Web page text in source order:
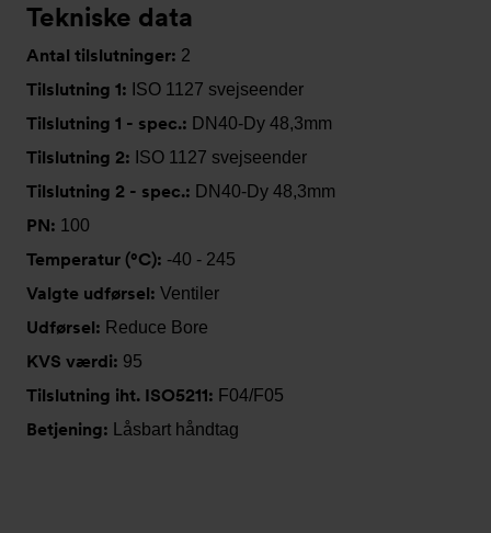
Tekniske data
Antal tilslutninger: 2
Tilslutning 1: ISO 1127 svejseender
Tilslutning 1 - spec.: DN40-Dy 48,3mm
Tilslutning 2: ISO 1127 svejseender
Tilslutning 2 - spec.: DN40-Dy 48,3mm
PN: 100
Temperatur (°C): -40 - 245
Valgte udførsel: Ventiler
Udførsel: Reduce Bore
KVS værdi: 95
Tilslutning iht. ISO5211: F04/F05
Betjening: Låsbart håndtag